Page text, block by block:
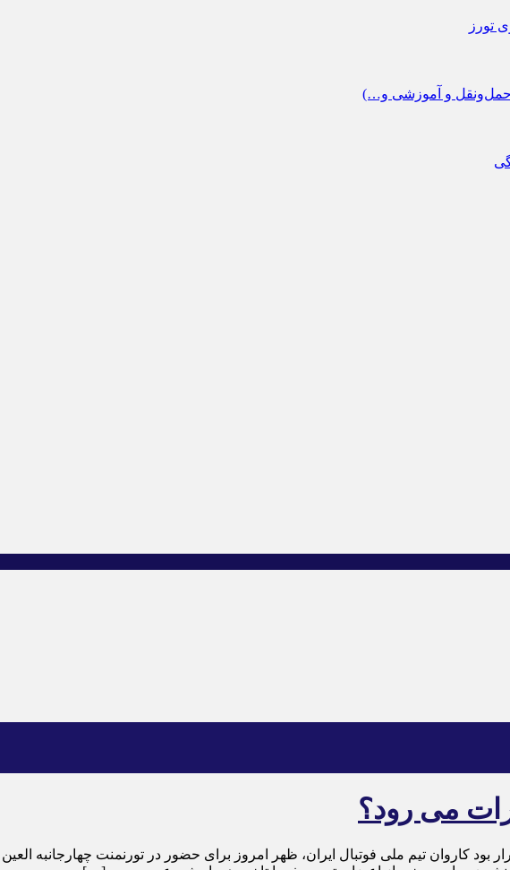
تورز
حمل‌و‌نقل و آموزشی و…)
می رود؟
بود کاروان تیم ملی فوتبال ایران، ظهر امروز برای حضور در تورنمنت چهارجانبه